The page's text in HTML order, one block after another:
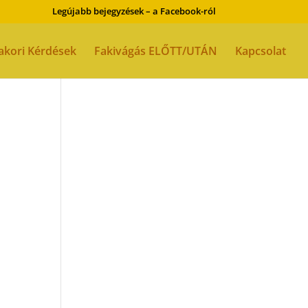
Legújabb bejegyzések – a Facebook-ról
Kérdések Fakivágás ELŐTT/UTÁN Kapcsolat